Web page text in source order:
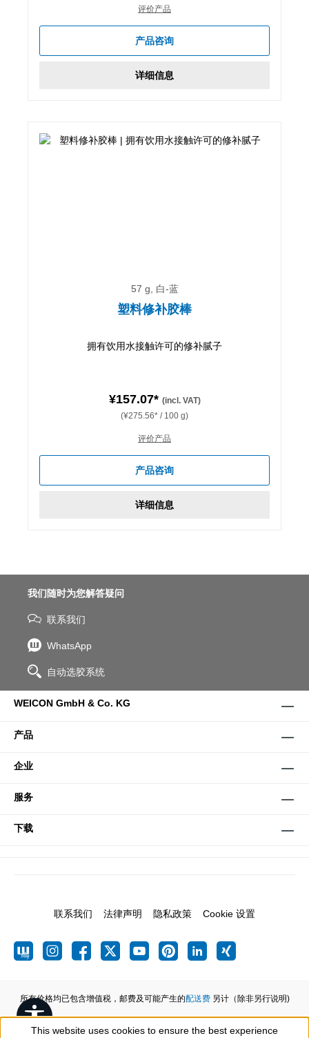
评价产品
产品咨询
详细信息
57 g, 白-蓝
塑料修补胶棒
拥有饮用水接触许可的修补腻子
¥157.07* (incl. VAT)
(¥275.56* / 100 g)
评价产品
产品咨询
详细信息
我们随时为您解答疑问
联系我们
WhatsApp
自动选胶系统
WEICON GmbH & Co. KG
产品
企业
服务
下载
联系我们 法律声明 隐私政策 Cookie 设置
所有价格均已包含增值税，邮费及可能产生的配送费另计（除非另行说明)
Show toolbar
This website uses cookies to ensure the best experience